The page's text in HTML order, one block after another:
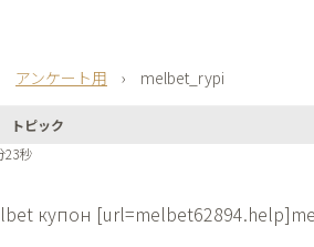
アンケート用 › melbet_rypi
トピック
23秒
купон